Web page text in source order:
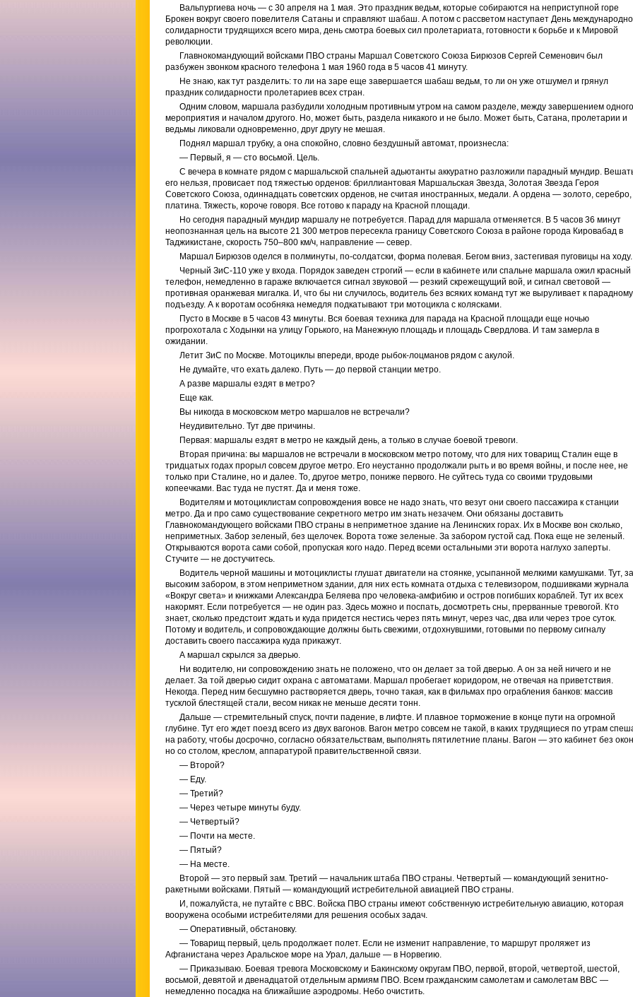
Вальпургиева ночь — с 30 апреля на 1 мая. Это праздник ведьм, которые собираются на неприступной горе
Брокен вокруг своего повелителя Сатаны и справляют шабаш. А потом с рассветом наступает День
солидарности трудящихся всего мира, день смотра боевых сил пролетариата, готовности к борьбе и к Мировой
революции.
Главнокомандующий войсками ПВО страны Маршал Советского Союза Бирюзов Сергей Семенович был
разбужен звонком красного телефона 1 мая 1960 года в 5 часов 41 минуту.
Не знаю, как тут разделить: то ли на заре еще завершается шабаш ведьм, то ли он уже отшумел и грянул
праздник солидарности пролетариев всех стран.
Одним словом, маршала разбудили холодным противным утром на самом разделе, между завершением одного
мероприятия и началом другого. Но, может быть, раздела никакого и не было. Может быть, Сатана, пролетарии и
ведьмы ликовали одновременно, друг другу не мешая.
Поднял маршал трубку, а она спокойно, словно бездушный автомат, произнесла:
— Первый, я — сто восьмой. Цель.
С вечера в комнате рядом с маршальской спальней адьютанты аккуратно разложили парадный мундир.
его нельзя, провисает под тяжестью орденов: бриллиантовая Маршальская Звезда, Золотая Звезда Героя
Советского Союза, одиннадцать советских орденов, не считая иностранных, медали. А ордена — золото, серебро,
платина. Тяжесть, короче говоря. Все готово к параду на Красной площади.
Но сегодня парадный мундир маршалу не потребуется. Парад для маршала отменяется. В 5 часов 36 минут
неопознанная цель на высоте 21 300 метров пересекла границу Советского Союза в районе города Кировабад в
Таджикистане, скорость 750–800 км/ч, направление — север.
Маршал Бирюзов оделся в полминуты, по-солдатски, форма полевая. Бегом вниз, застегивая пуговицы на ходу.
Черный ЗиС-110 уже у входа. Порядок заведен строгий — если в кабинете или спальне маршала ожил красный
телефон, немедленно в гараже включается сигнал звуковой — резкий скрежещущий вой, и сигнал световой —
противная оранжевая мигалка. И, что бы ни случилось, водитель без всяких команд тут же выруливает к парадному
подъезду. А к воротам особняка немедля подкатывают три мотоцикла с колясками.
Пусто в Москве в 5 часов 43 минуты. Вся боевая техника для парада на Красной площади еще ночью
прогрохотала с Ходынки на улицу Горького, на Манежную площадь и площадь Свердлова. И там замерла в
ожидании.
Летит ЗиС по Москве. Мотоциклы впереди, вроде рыбок-лоцманов рядом с акулой.
Не думайте, что ехать далеко. Путь — до первой станции метро.
А разве маршалы ездят в метро?
Еще как.
Вы никогда в московском метро маршалов не встречали?
Неудивительно. Тут две причины.
Первая: маршалы ездят в метро не каждый день, а только в случае боевой тревоги.
Вторая причина: вы маршалов не встречали в московском метро потому, что для них товарищ Сталин еще в
тридцатых годах прорыл совсем другое метро. Его неустанно продолжали рыть и во время войны, и после нее, не
только при Сталине, но и далее. То, другое метро, пониже первого. Не суйтесь туда со своими трудовыми
копеечками. Вас туда не пустят. Да и меня тоже.
Водителям и мотоциклистам сопровождения вовсе не надо знать, что везут они своего пассажира к станции
метро. Да и про само существование секретного метро им знать незачем. Они обязаны доставить
Главнокомандующего войсками ПВО страны в неприметное здание на Ленинских горах. Их в Москве вон сколько,
неприметных. Забор зеленый, без щелочек. Ворота тоже зеленые. За забором густой сад. Пока еще не зеленый.
Открываются ворота сами собой, пропуская кого надо. Перед всеми остальными эти ворота наглухо заперты.
Стучите — не достучитесь.
Водитель черной машины и мотоциклисты глушат двигатели на стоянке, усыпанной мелкими камушками. Тут, за
высоким забором, в этом неприметном здании, для них есть комната отдыха с телевизором, подшивками журнала
«Вокруг света» и книжками Александра Беляева про человека-амфибию и остров погибших кораблей. Тут их всех
накормят. Если потребуется — не один раз. Здесь можно и поспать, досмотреть сны, прерванные тревогой. Кто
знает, сколько предстоит ждать и куда придется нестись через пять минут, через час, два или через трое суток.
Потому и водитель, и сопровождающие должны быть свежими, отдохнувшими, готовыми по первому сигналу
доставить своего пассажира куда прикажут.
А маршал скрылся за дверью.
Ни водителю, ни сопровождению знать не положено, что он делает за той дверью. А он за ней ничего и не
делает. За той дверью сидит охрана с автоматами. Маршал пробегает коридором, не отвечая на приветствия.
Некогда. Перед ним бесшумно растворяется дверь, точно такая, как в фильмах про ограбления банков: массив
тусклой блестящей стали, весом никак не меньше десяти тонн.
Дальше — стремительный спуск, почти падение, в лифте. И плавное торможение в конце пути на огромной
глубине. Тут его ждет поезд всего из двух вагонов. Вагон метро совсем не такой, в каких трудящиеся по утрам
на работу, чтобы досрочно, согласно обязательствам, выполнять пятилетние планы. Вагон — это кабинет без
но со столом, креслом, аппаратурой правительственной связи.
— Второй?
— Еду.
— Третий?
— Через четыре минуты буду.
— Четвертый?
— Почти на месте.
— Пятый?
— На месте.
Второй — это первый зам. Третий — начальник штаба ПВО страны. Четвертый — командующий зенитно-
ракетными войсками. Пятый — командующий истребительной авиацией ПВО страны.
И, пожалуйста, не путайте с ВВС. Войска ПВО страны имеют собственную истребительную авиацию, которая
вооружена особыми истребителями для решения особых задач.
— Оперативный, обстановку.
— Товарищ первый, цель продолжает полет. Если не изменит направление, то маршрут проляжет из
Афганистана через Аральское море на Урал, дальше — в Норвегию.
— Приказываю. Боевая тревога Московскому и Бакинскому округам ПВО, первой, второй, четвертой, шестой,
восьмой, девятой и двенадцатой отдельным армиям ПВО. Всем гражданским самолетам и самолетам ВВС —
немедленно посадка на ближайшие аэродромы. Небо очистить.